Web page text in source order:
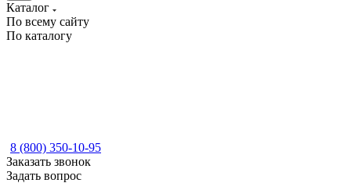
Каталог
По всему сайту
По каталогу
8 (800) 350-10-95
Заказать звонок
Задать вопрос